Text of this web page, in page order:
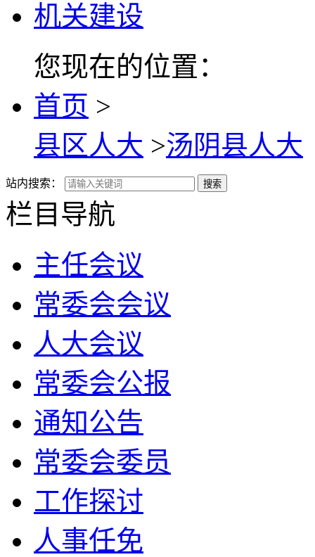
机关建设
您现在的位置：
首页 >
县区人大 >汤阴县人大
站内搜索： 搜索
栏目导航
主任会议
常委会会议
人大会议
常委会公报
通知公告
常委会委员
工作探讨
人事任免